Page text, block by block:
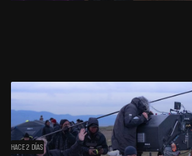
HACE 2 DÍAS